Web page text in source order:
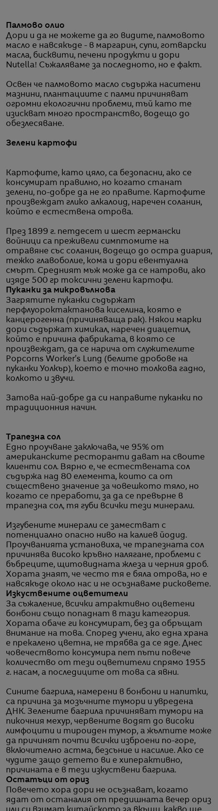
Палмово олио
Дори и да не можете да го видите, палмовото
масло е навсякъде - в маргарин, супи, готварски
масла, бисквити, печени продукти и дори
Nutella! Съжаляваме за последното, но е факт.
Освен че палмовото масло съдържа наситени
мазнини, плантациите с палми причиняват
огромни екологични проблеми, тъй като те
изискват много пространство, водещо до
обезлесяване.
Зелени картофи
Картофите, като цяло, са безопасни, ако се
консумират правилно, но когато станат
зелени, по-добре да не го правите. Картофите
произвеждат глико алкалоид, наречен соланин,
който е естествена отрова.
През 1899 г. петдесет и шест германски
войници са преживели симптомите на
отравяне със соланин, водещо до остра диария,
тежко главоболие, кома и дори евентуална
смърт. Средният мъж може да се натрови, ако
изяде 500 гр токсични зелени картофи.
Пуканки за микровълнова
Загрятите пуканки съдържат
перфлуороктактанова киселина, която е
канцерогенна (причиняваща рак). Някои марки
дори съдържат химикал, наречен диацетил,
който е причина фабриката, в която се
произвеждат, да се нарича от служителите
Popcorns Worker’s Lung (белите дробове на
пуканки Уолкър), което е точно толкова гадно,
колкото и звучи.
Затова най-добре да си направите пуканки по
традиционния начин.
Трапезна сол
Едно проучване заключава, че 95% от
американските ресторанти дават на своите
клиенти сол. Вярно е, че естествената сол
съдържа над 80 елемента, които са от
съществено значение за човешкото тяло, но
когато се преработи, за да се превърне в
трапезна сол, тя губи всички тези минерали.
Изгубените минерали се заместват с
потенциално опасно ниво на калиев йодид.
Проучванията установиха, че трапезната сол
причинява високо кръвно налягане, проблеми с
бъбреците, щитовидната жлеза и черния дроб.
Хората знаят, че често тя е бяла отрова, но е
навсякъде около нас и не осъзнаваме рисковете.
Изкуствените оцветители
За съжаление, всички атрактивно оцветени
бонбони също попаднат в тази категория.
Хората обаче ги консумират, без да обръщат
внимание на това. Според учени, ако една храна
е прекалено цветна, не трябва да се яде. Днес
човечеството консумира пет пъти повече
количество от тези оцветители спрямо 1955
г. насам, а последиците от това са явни.
Сините багрила, намерени в бонбони и напитки,
са причина за мозъчните тумори и увредена
ДНК. Зелените багрила причиняват тумори на
пикочния мехур, червените водят до високи
лимфоцити и тироиден тумор, а жълтите може
да причинят почти всички изброени по-горе,
включително астма, безсъние и насилие. Ако се
чудите защо детето ви е хиперактивно,
причината е в тези изкуствени багрила.
Остатъци от ориз
Повечето хора дори не осъзнават, когато
ядат от останалия от предишната вечер ориз